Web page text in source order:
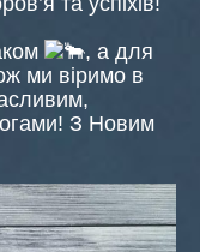
, а для
ми віримо в
З Новим